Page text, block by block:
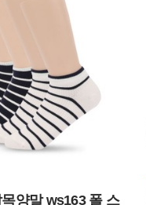
양말 ws163 폴 스